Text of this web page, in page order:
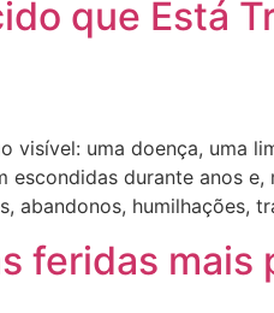
que Está
visível: uma doença, uma
durante anos
abandonos, humilhações,
feridas mais